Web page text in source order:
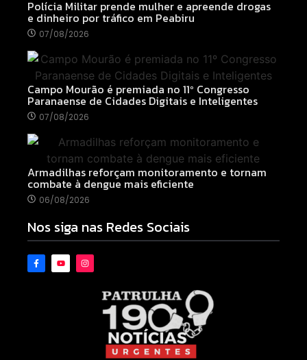
Polícia Militar prende mulher e apreende drogas
e dinheiro por tráfico em Peabiru
07/08/2026
Campo Mourão é premiada no 11º Congresso
Paranaense de Cidades Digitais e Inteligentes
07/08/2026
Armadilhas reforçam monitoramento e tornam
combate à dengue mais eficiente
06/08/2026
Nos siga nas Redes Sociais